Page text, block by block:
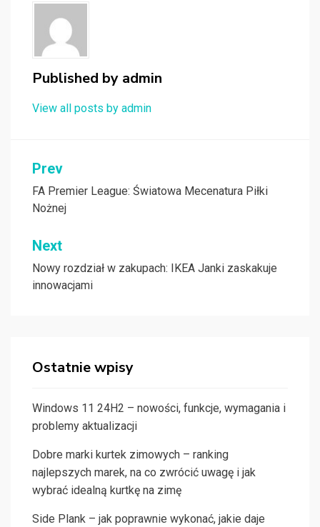
Published by admin
View all posts by admin
Nawigacja
wpisu
Prev
FA Premier League: Światowa Mecenatura Piłki
Nożnej
Next
Nowy rozdział w zakupach: IKEA Janki zaskakuje
innowacjami
Ostatnie wpisy
Windows 11 24H2 – nowości, funkcje, wymagania i
problemy aktualizacji
Dobre marki kurtek zimowych – ranking
najlepszych marek, na co zwrócić uwagę i jak
wybrać idealną kurtkę na zimę
Side Plank – jak poprawnie wykonać, jakie daje